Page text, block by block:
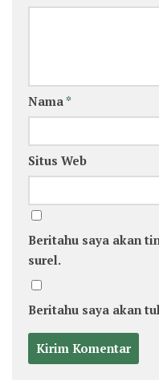
Nama *
Situs Web
Beritahu saya akan
surel.
Beritahu saya akan